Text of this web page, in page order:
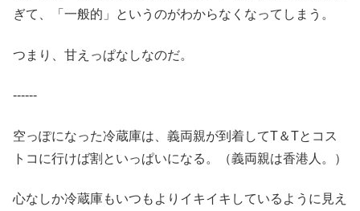
ぎて、「一般的」というのがわからなくなってしまう。
つまり、甘えっぱなしなのだ。
‐‐‐‐‐‐
空っぽになった冷蔵庫は、義両親が到着してT＆Tとコス
トコに行けば割といっぱいになる。（義両親は香港人。）
心なしか冷蔵庫もいつもよりイキイキしているように見え